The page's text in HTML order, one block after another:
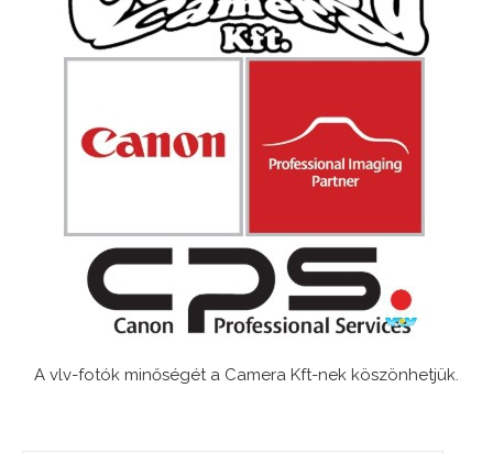
A vlv-fotók minőségét a Camera Kft-nek köszönhetjük.